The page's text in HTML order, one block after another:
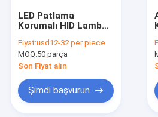
LED Patlama
Korumalı HID ​​Lamba
Alan
Fiyat:usd12-32 per piece
MOQ:50 parça
Son Fiyat alın
Şimdi başvurun